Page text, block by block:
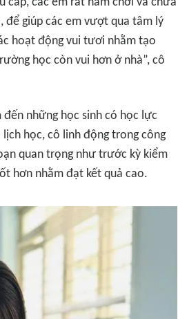
để giúp các em vượt qua tâm lý
hoạt động vui tươi nhằm tạo
học còn vui hơn ở nhà”, cô
những học sinh có học lực
học, cô linh động trong công
quan trọng như trước kỳ kiểm
hơn nhằm đạt kết quả cao.